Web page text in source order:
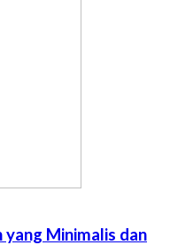
yang Minimalis dan